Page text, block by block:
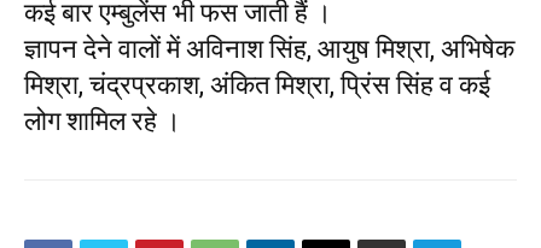
कई बार एम्बुलेंस भी फस जाती हैं ।
ज्ञापन देने वालों में अविनाश सिंह, आयुष मिश्रा, अभिषेक
मिश्रा, चंद्रप्रकाश, अंकित मिश्रा, प्रिंस सिंह व कई
लोग शामिल रहे ।